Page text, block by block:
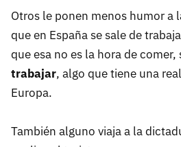
Otros le ponen menos humor a
que en España se sale de
que esa no es la hora de comer,
trabajar, algo que tiene una
Europa.
También alguno viaja a la